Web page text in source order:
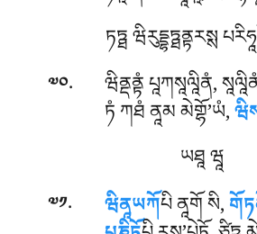
ཏཏྠ ཝིརུདྡྷཏྠནྟརསྶ
༧༠. ཝིནྡནྟཾ པཱཀསཱལཱིནཾ,
ཏཾ ཀཐཾ ནཱམ མེགྷོ’ཡཾ,
ཡཐཱ ཝཱ
༧༡. ཝིནཱཡཀོཔི ནཱགོ སི,